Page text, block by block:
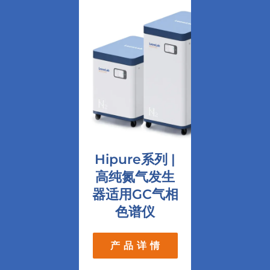
Hipure系列 |
高纯氮气发生
器适用GC气相
色谱仪
产 品 详 情